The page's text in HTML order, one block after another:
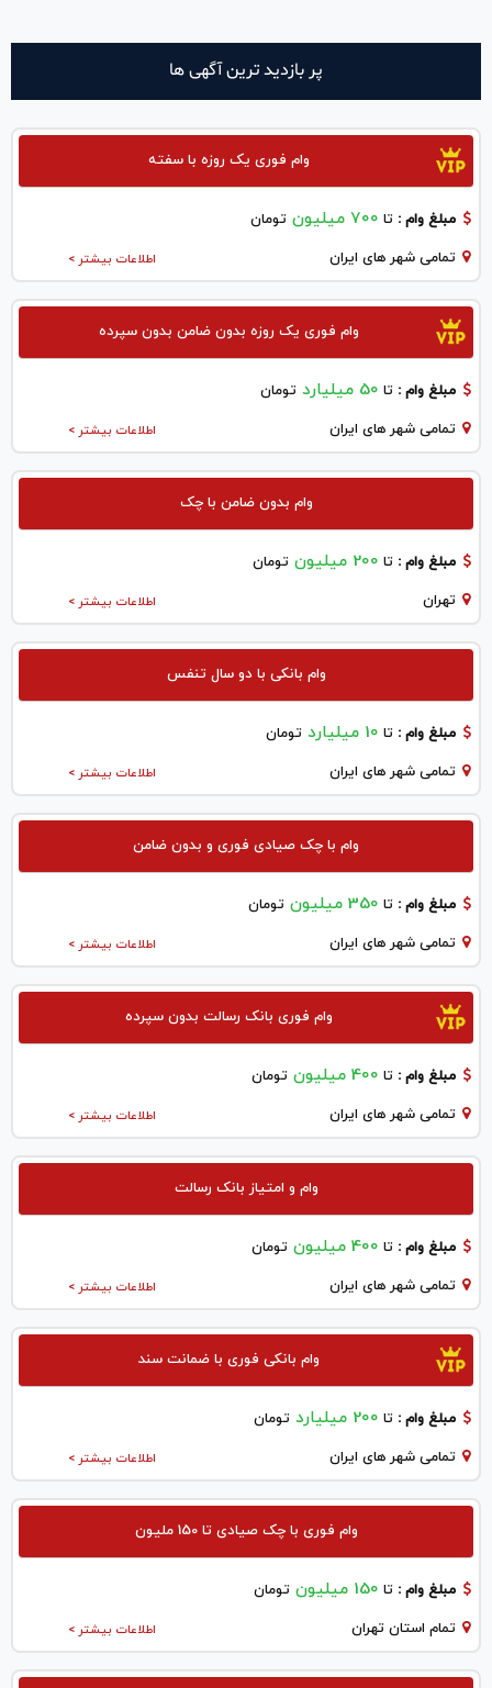
پر بازدید ترین آگهی ها
وام فوری یک روزه با سفته
مبلغ وام : تا 700 میلیون تومان
اطلاعات بیشتر > تمامی شهر های ایران
وام فوری یک روزه بدون ضامن بدون سپرده
مبلغ وام : تا 50 میلیارد تومان
اطلاعات بیشتر > تمامی شهر های ایران
وام بدون ضامن با چک
مبلغ وام : تا 200 میلیون تومان
اطلاعات بیشتر > تهران
وام بانکی با دو سال تنفس
مبلغ وام : تا 10 میلیارد تومان
اطلاعات بیشتر > تمامی شهر های ایران
وام با چک صیادی فوری و بدون ضامن
مبلغ وام : تا 350 میلیون تومان
اطلاعات بیشتر > تمامی شهر های ایران
وام فوری بانک رسالت بدون سپرده
مبلغ وام : تا 400 میلیون تومان
اطلاعات بیشتر > تمامی شهر های ایران
وام و امتیاز بانک رسالت
مبلغ وام : تا 400 میلیون تومان
اطلاعات بیشتر > تمامی شهر های ایران
وام بانکی فوری با ضمانت سند
مبلغ وام : تا 200 میلیارد تومان
اطلاعات بیشتر > تمامی شهر های ایران
وام فوری با چک صیادی تا 150 ملیون
مبلغ وام : تا 150 میلیون تومان
اطلاعات بیشتر > تمام استان تهران